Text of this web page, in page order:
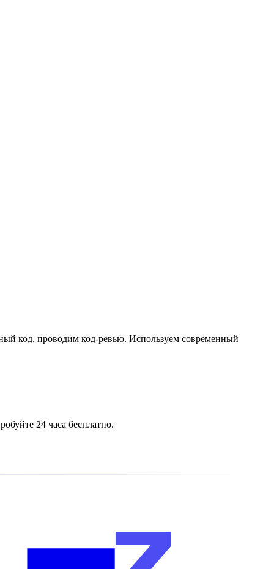
код, проводим код-ревью. Используем современный
24 часа бесплатно.